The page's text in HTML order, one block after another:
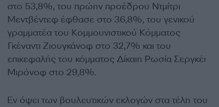
στο 53,8%, του πρώην προέδρου Ντμίτρι
Μεντβέντεφ έφθασε στο 36,8%, του γενικού
γραμματέα του Κομμουνιστικού Κόμματος
Γκέναντι Ζιουγκάνοφ στο 32,7% και του
επικεφαλής του κόμματος Δίκαιη Ρωσία Σεργκέι
Μιρόνοφ στο 29,8%.
Εν όψει των βουλευτικών εκλογών στα τέλη του